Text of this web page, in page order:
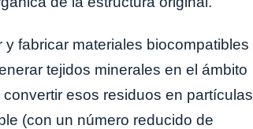
fabricar materiales biocompatibles
tejidos minerales en el ámbito
esos residuos en partículas
(con un número reducido de